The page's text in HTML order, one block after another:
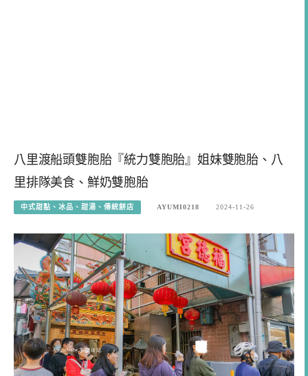
八里渡船頭雙胞胎『統力雙胞胎』姐妹雙胞胎、八
里排隊美食、鮮奶雙胞胎
中式甜點、冰品、甜湯、傳統餅店 AYUMI0218 2024-11-26